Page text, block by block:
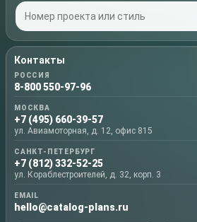
Контакты
РОССИЯ
8-800 550-97-96
МОСКВА
+7 (495) 660-39-57
ул. Авиамоторная, д. 12, офис 815
САНКТ-ПЕТЕРБУРГ
+7 (812) 332-52-25
ул. Кораблестроителей, д. 32, корп. 3
EMAIL
hello@catalog-plans.ru